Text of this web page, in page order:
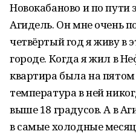
Новокабаново и по пути
Агидель. Он мне очень
четвёртый год я живу в
городе. Когда я жил в
квартира была на
температура в ней
выше 18 градусов. А в
в самые холодные